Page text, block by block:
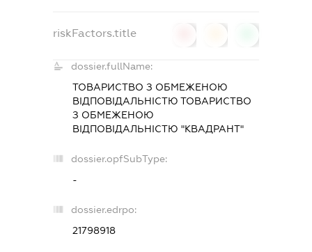
riskFactors.title
dossier.fullName:
ТОВАРИСТВО З ОБМЕЖЕНОЮ
ВІДПОВІДАЛЬНІСТЮ ТОВАРИСТВО
З ОБМЕЖЕНОЮ
ВІДПОВІДАЛЬНІСТЮ "КВАДРАНТ"
dossier.opfSubType:
-
dossier.edrpo:
21798918